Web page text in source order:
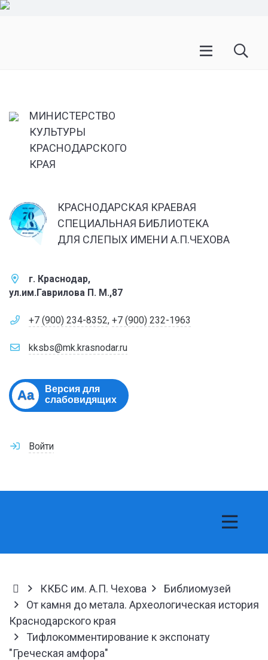
МИНИСТЕРСТВО
КУЛЬТУРЫ
КРАСНОДАРСКОГО
КРАЯ
КРАСНОДАРСКАЯ КРАЕВАЯ
СПЕЦИАЛЬНАЯ БИБЛИОТЕКА
ДЛЯ СЛЕПЫХ ИМЕНИ А.П.ЧЕХОВА
г. Краснодар,
ул.им.Гаврилова П. М.,87
+7 (900) 234-8352, +7 (900) 232-1963
kksbs@mk.krasnodar.ru
Aa
Версия для
слабовидящих
Войти
ККБС им. А.П. Чехова
Библиомузей
От камня до метала. Археологическая история
Краснодарского края
Тифлокомментирование к экспонату
"Греческая амфора"